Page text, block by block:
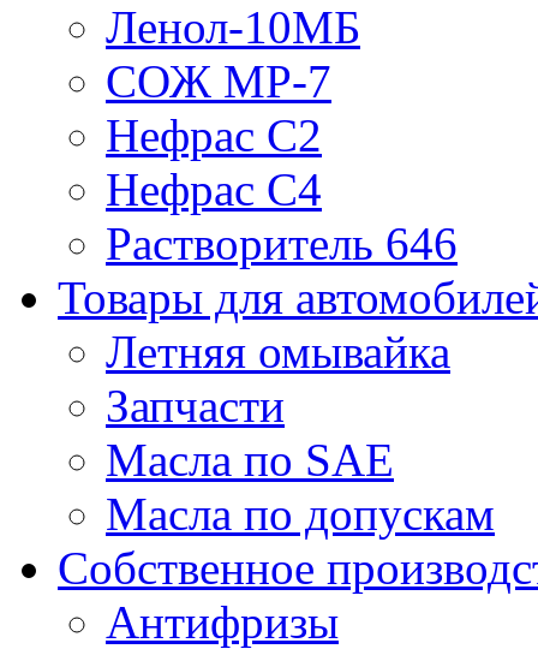
Ленол-10МБ
СОЖ МР-7
Нефрас С2
Нефрас С4
Растворитель 646
Товары для
Летняя омывайка
Запчасти
Масла по SAE
Масла по допускам
Собственное
Антифризы